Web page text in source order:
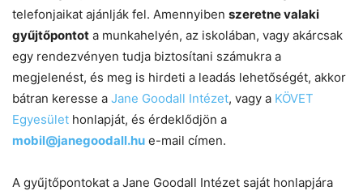
telefonjaikat ajánlják fel. Amennyiben szeretne valaki
gyűjtőpontot a munkahelyén, az iskolában, vagy akárcsak
egy rendezvényen tudja biztosítani számukra a
megjelenést, és meg is hirdeti a leadás lehetőségét, akkor
bátran keresse a Jane Goodall Intézet, vagy a KÖVET
Egyesület honlapját, és érdeklődjön a
mobil@janegoodall.hu e-mail címen.
A gyűjtőpontokat a Jane Goodall Intézet saját honlapjára